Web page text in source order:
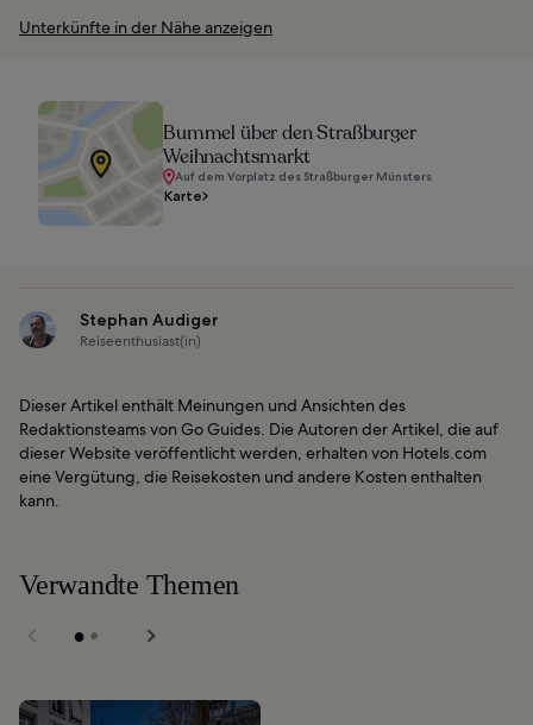
Unterkünfte in der Nähe anzeigen
Bummel über den Straßburger
Weihnachtsmarkt
Auf dem Vorplatz des Straßburger Münsters
Karte
Stephan Audiger
Reiseenthusiast(in)
Dieser Artikel enthält Meinungen und Ansichten des
Redaktionsteams von Go Guides. Die Autoren der Artikel, die auf
dieser Website veröffentlicht werden, erhalten von Hotels.com
eine Vergütung, die Reisekosten und andere Kosten enthalten
kann.
Verwandte Themen